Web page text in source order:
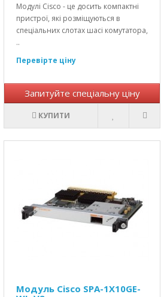
Модулі Cisco - це досить компактні
пристрої, які розміщуються в
спеціальних слотах шасі комутатора,
..
Перевірте ціну
Запитуйте спеціальну ціну
КУПИТИ
Модуль Cisco SPA-1X10GE-